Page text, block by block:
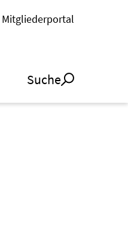
Mitgliederportal
Suche